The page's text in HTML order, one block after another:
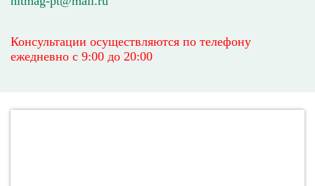
Консультации осуществляются по телефону
ежедневно с 9:00 до 20:00